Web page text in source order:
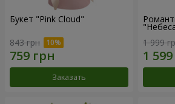
Букет "Pink Cloud"
843 грн
Заказать
1 999